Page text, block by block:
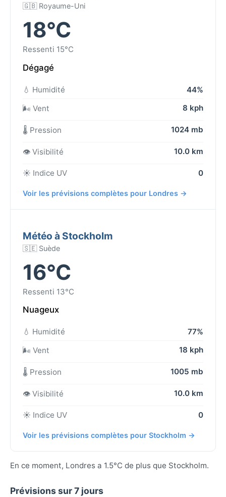
🇬🇧 Royaume-Uni
18°C
Ressenti 15°C
Dégagé
💧 Humidité
44%
🌬️ Vent
8 kph
🌡️ Pression 1024 mb
👁️ Visibilité 10.0 km
☀️ Indice UV 0
Voir les prévisions complètes pour Londres →
Météo à Stockholm
🇸🇪 Suède
16°C
Ressenti 13°C
Nuageux
💧 Humidité
77%
🌬️ Vent
18 kph
🌡️ Pression 1005 mb
👁️ Visibilité 10.0 km
☀️ Indice UV 0
Voir les prévisions complètes pour Stockholm →
En ce moment, Londres a 1.5°C de plus que Stockholm.
Prévisions sur 7 jours